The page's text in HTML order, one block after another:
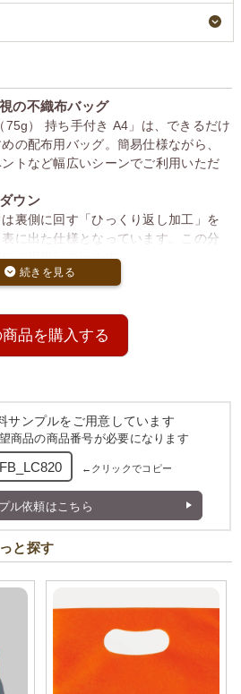
の不織布バッグ
75g） 持ち手付き A4」は、できるだけ
の配布用バッグ。簡易仕様ながら、
トなど幅広いシーンでご利用いただ
ウン
裏側に回す「ひっくり返し加工」を
に出た仕様となっています。この分
ご提供しています。
ちらから。
プ生地
に入れたカタログや資料が透けにく
手資料がすっぽり収まる縦型タイ
ュかつ省スペースに配布できます。
せて選べる
クブラウン、ライトピンク、オレン
、イエロー、ブルー、ダークグレ
ーの14色をご用意。
ほか、1000枚以上の大口注文には割
でさらにお得にご利用いただけま
商品を購入する
サンプルをご用意しています
商品の商品番号が必要になります
FB_LC820 ←クリックでコピー
ル依頼はこちら
と探す